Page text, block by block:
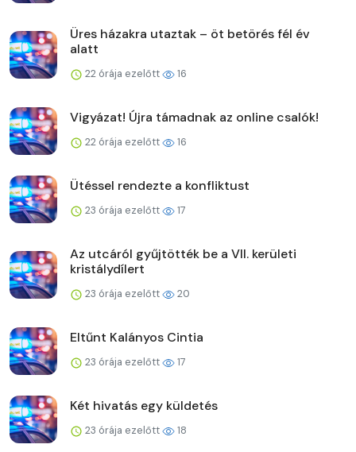
Üres házakra utaztak – öt betörés fél év
alatt
22 órája ezelőtt 16
Vigyázat! Újra támadnak az online csalók!
22 órája ezelőtt 16
Ütéssel rendezte a konfliktust
23 órája ezelőtt 17
Az utcáról gyűjtötték be a VII. kerületi
kristálydílert
23 órája ezelőtt 20
Eltűnt Kalányos Cintia
23 órája ezelőtt 17
Két hivatás egy küldetés
23 órája ezelőtt 18